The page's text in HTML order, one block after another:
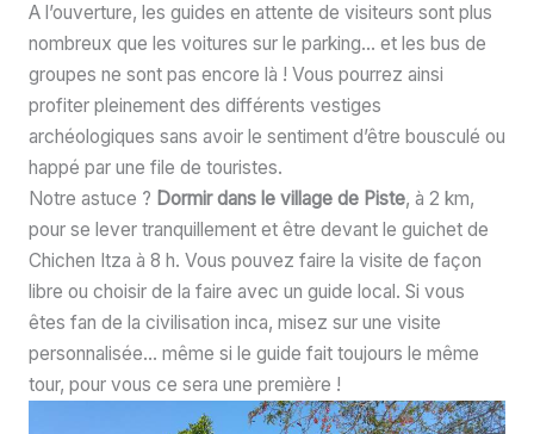
A l’ouverture, les guides en attente de visiteurs sont plus
nombreux que les voitures sur le parking… et les bus de
groupes ne sont pas encore là ! Vous pourrez ainsi
profiter pleinement des différents vestiges
archéologiques sans avoir le sentiment d’être bousculé ou
happé par une file de touristes.
Notre astuce ? Dormir dans le village de Piste, à 2 km,
pour se lever tranquillement et être devant le guichet de
Chichen Itza à 8 h. Vous pouvez faire la visite de façon
libre ou choisir de la faire avec un guide local. Si vous
êtes fan de la civilisation inca, misez sur une visite
personnalisée… même si le guide fait toujours le même
tour, pour vous ce sera une première !